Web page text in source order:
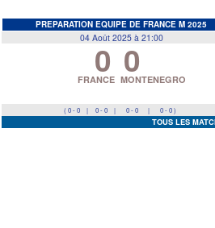
PREPARATION EQUIPE DE FRANCE M 2025
04 Août 2025 à 21:00
0
FRANCE 0
MONTENEGRO
( 0 - 0 | 0 - 0 | 0 - 0 | 0 - 0 )
TOUS LES